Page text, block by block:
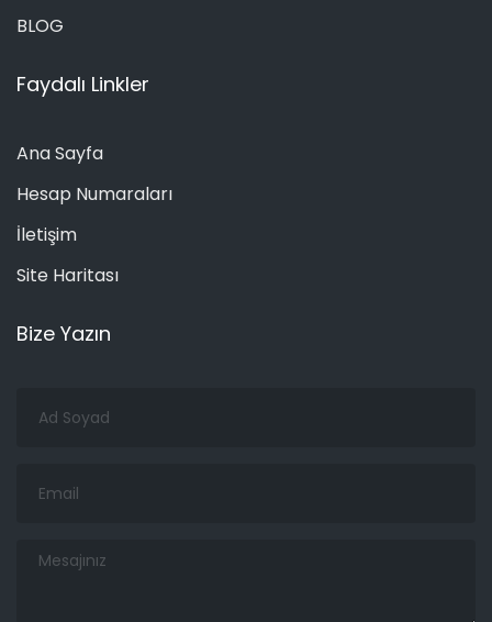
BLOG
Faydalı Linkler
Ana Sayfa
Hesap Numaraları
İletişim
Site Haritası
Bize Yazın
Soyad
Mesajınız